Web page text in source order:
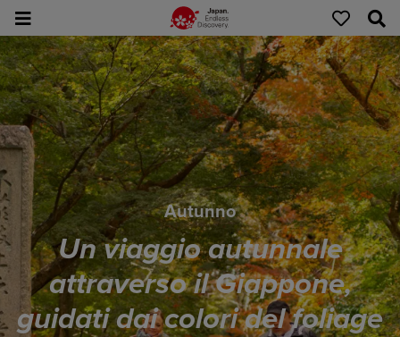
Autunno
Un viaggio autunnale
attraverso il Giappone,
guidati dai colori del foliage